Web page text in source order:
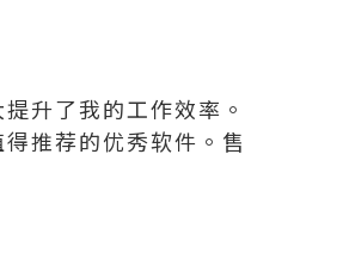
升了我的工作效率。
推荐的优秀软件。售